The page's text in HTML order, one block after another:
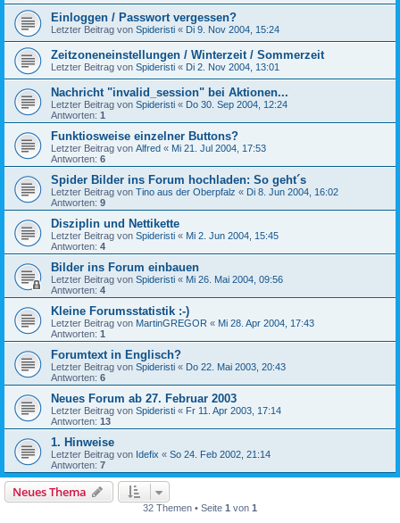
Einloggen / Passwort vergessen?
Letzter Beitrag von Spideristi « Di 9. Nov 2004, 15:24
Zeitzoneneinstellungen / Winterzeit / Sommerzeit
Letzter Beitrag von Spideristi « Di 2. Nov 2004, 13:01
Nachricht "invalid_session" bei Aktionen...
Letzter Beitrag von Spideristi « Do 30. Sep 2004, 12:24
Antworten: 1
Funktiosweise einzelner Buttons?
Letzter Beitrag von Alfred « Mi 21. Jul 2004, 17:53
Antworten: 6
Spider Bilder ins Forum hochladen: So geht´s
Letzter Beitrag von Tino aus der Oberpfalz « Di 8. Jun 2004, 16:02
Antworten: 9
Disziplin und Nettikette
Letzter Beitrag von Spideristi « Mi 2. Jun 2004, 15:45
Antworten: 4
Bilder ins Forum einbauen
Letzter Beitrag von Spideristi « Mi 26. Mai 2004, 09:56
Antworten: 4
Kleine Forumsstatistik :-)
Letzter Beitrag von MartinGREGOR « Mi 28. Apr 2004, 17:43
Antworten: 1
Forumtext in Englisch?
Letzter Beitrag von Spideristi « Do 22. Mai 2003, 20:43
Antworten: 6
Neues Forum ab 27. Februar 2003
Letzter Beitrag von Spideristi « Fr 11. Apr 2003, 17:14
Antworten: 13
1. Hinweise
Letzter Beitrag von Idefix « So 24. Feb 2002, 21:14
Antworten: 7
Neues Thema
32 Themen • Seite 1 von 1